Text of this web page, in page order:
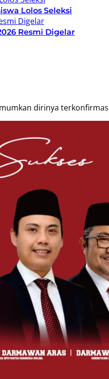
Lolos Seleksi
Resmi Digelar
dirinya